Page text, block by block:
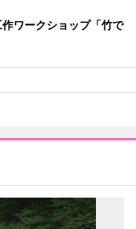
ワークショップ「竹で